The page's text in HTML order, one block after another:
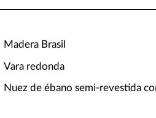
Madera Brasil
Vara redonda
Nuez de ébano semi-revestida